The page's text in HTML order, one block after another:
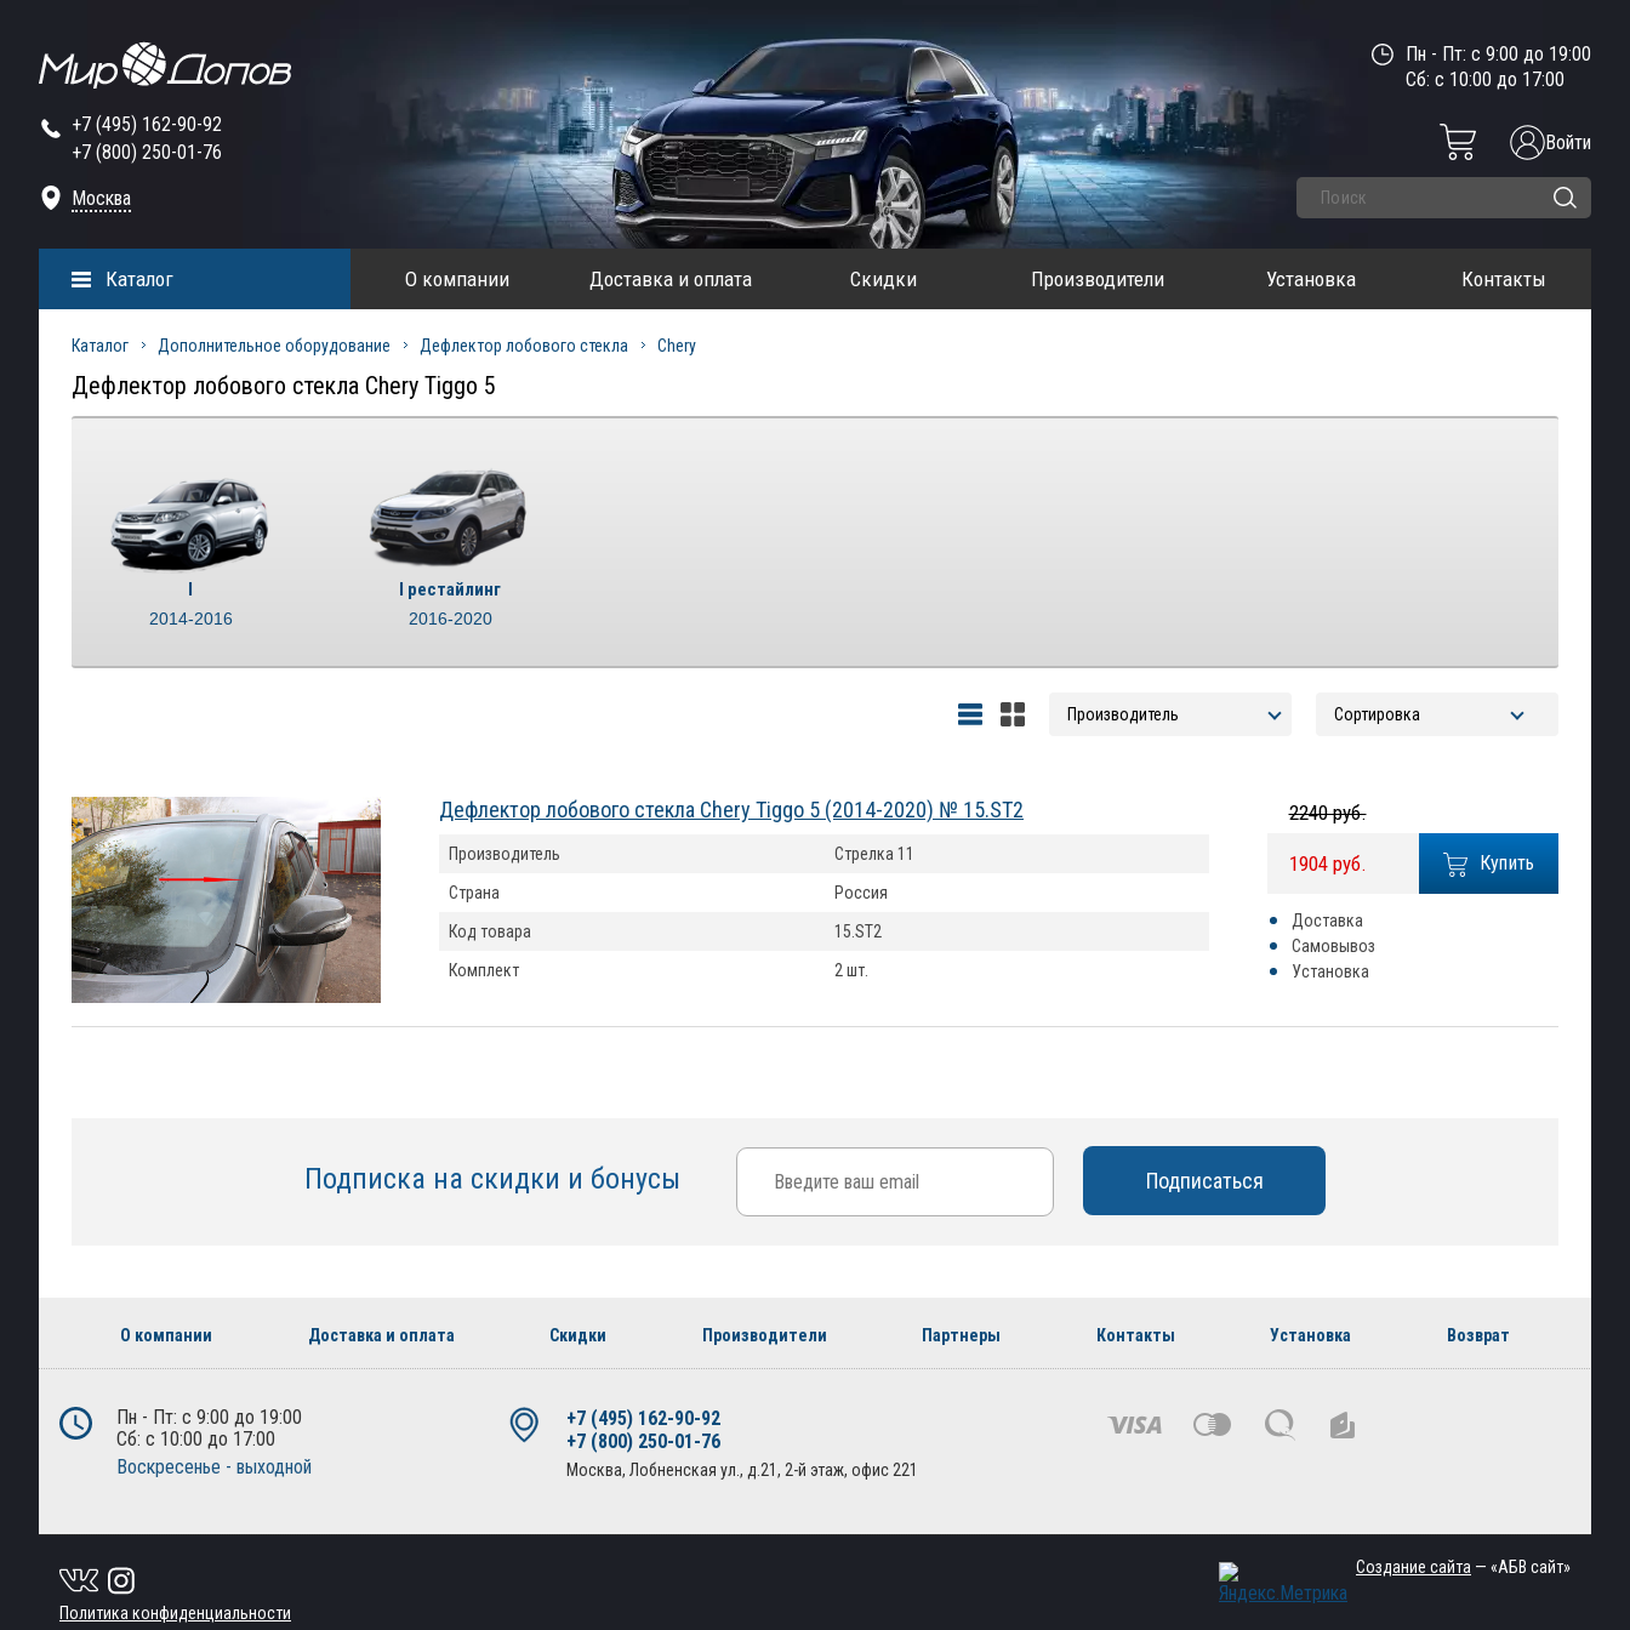
+7 (495) 162-90-92
+7 (800) 250-01-76
Москва
Пн - Пт: с 9:00 до 19:00
Сб: с 10:00 до 17:00
Войти
О компании Доставка и оплата Скидки Производители Установка Контакты
Каталог
Каталог Дополнительное оборудование Дефлектор лобового стекла Chery
Дефлектор лобового стекла Chery Tiggo 5
I
2014-2016
I рестайлинг
2016-2020
Дефлектор лобового стекла Chery Tiggo 5 (2014-2020) № 15.ST2
Купить
2240 руб.
1904 руб.
Доставка
Самовывоз
Установка
Производитель
Стрелка 11
Страна
Россия
Код товара
15.ST2
Комплект
2 шт.
Подписка на скидки и бонусы
О компании Доставка и оплата Скидки Производители Партнеры Контакты Установка Возврат
Пн - Пт: с 9:00 до 19:00
Сб: с 10:00 до 17:00
Воскресенье - выходной
+7 (495) 162-90-92
+7 (800) 250-01-76
Москва, Лобненская ул., д.21, 2-й этаж, офис 221
Политика конфиденциальности
Создание сайта — «АБВ сайт»